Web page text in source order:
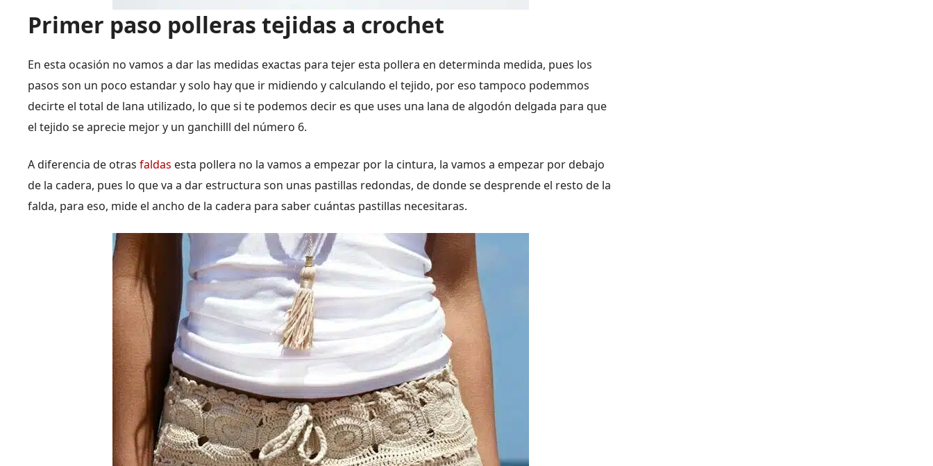
Primer paso polleras tejidas a crochet
En esta ocasión no vamos a dar las medidas exactas para tejer esta pollera en determinda medida, pues los
pasos son un poco estandar y solo hay que ir midiendo y calculando el tejido, por eso tampoco podemmos
decirte el total de lana utilizado, lo que si te podemos decir es que uses una lana de algodón delgada para que
el tejido se aprecie mejor y un ganchilll del número 6.
A diferencia de otras faldas esta pollera no la vamos a empezar por la cintura, la vamos a empezar por debajo
de la cadera, pues lo que va a dar estructura son unas pastillas redondas, de donde se desprende el resto de la
falda, para eso, mide el ancho de la cadera para saber cuántas pastillas necesitaras.